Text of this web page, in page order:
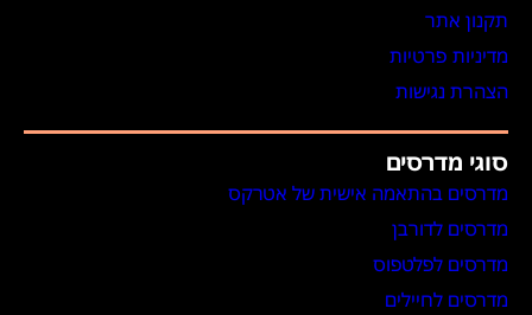
תקנון אתר
מדיניות פרטיות
הצהרת נגישות
סוגי מדרסים
מדרסים בהתאמה אישית של אטרקס
מדרסים לדורבן
מדרסים לפלטפוס
מדרסים לחיילים